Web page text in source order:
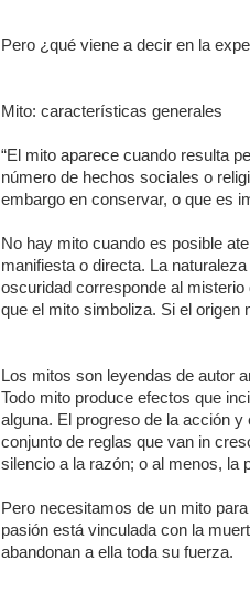
Pero ¿qué viene a decir en la
Mito: características generales
“El mito aparece cuando resulta
número de hechos sociales o
embargo en conservar, o que es
No hay mito cuando es posible
manifiesta o directa. La
oscuridad corresponde al
que el mito simboliza. Si el origen
Los mitos son leyendas de autor
Todo mito produce efectos que
alguna. El progreso de la acción
conjunto de reglas que van in
silencio a la razón; o al menos, la
Pero necesitamos de un mito
pasión está vinculada con la
abandonan a ella toda su fuerza.